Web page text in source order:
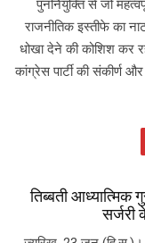
पुनर्नियुक्ति से जो
राजनीतिक इस्तीफे का
धोखा देने की कोशिश कर
कांग्रेस पार्टी की संकीर्ण
तिब्बती
सर्जरी